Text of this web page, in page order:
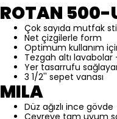
ROTAN 500-
Çok sayıda mutfak
Net çizgilerle form
Optimum kullanım
Tezgah altı
Yer tasarrufu
3 1/2'' sepet vanası
MILA
Düz ağızlı ince gövde
Çevreye tam uyum